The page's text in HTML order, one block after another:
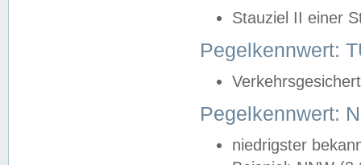
Stauziel II einer
Pegelkennwert:
Pegelkennwert:
niedrigster